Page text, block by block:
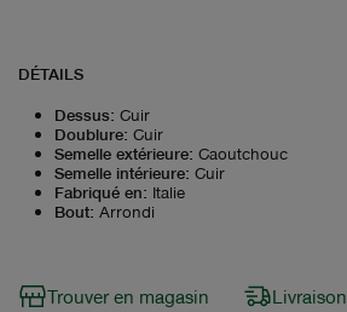
DÉTAILS
Dessus: Cuir
Doublure: Cuir
Semelle extérieure: Caoutchouc
Semelle intérieure: Cuir
Fabriqué en: Italie
Bout: Arrondi
Trouver en magasin